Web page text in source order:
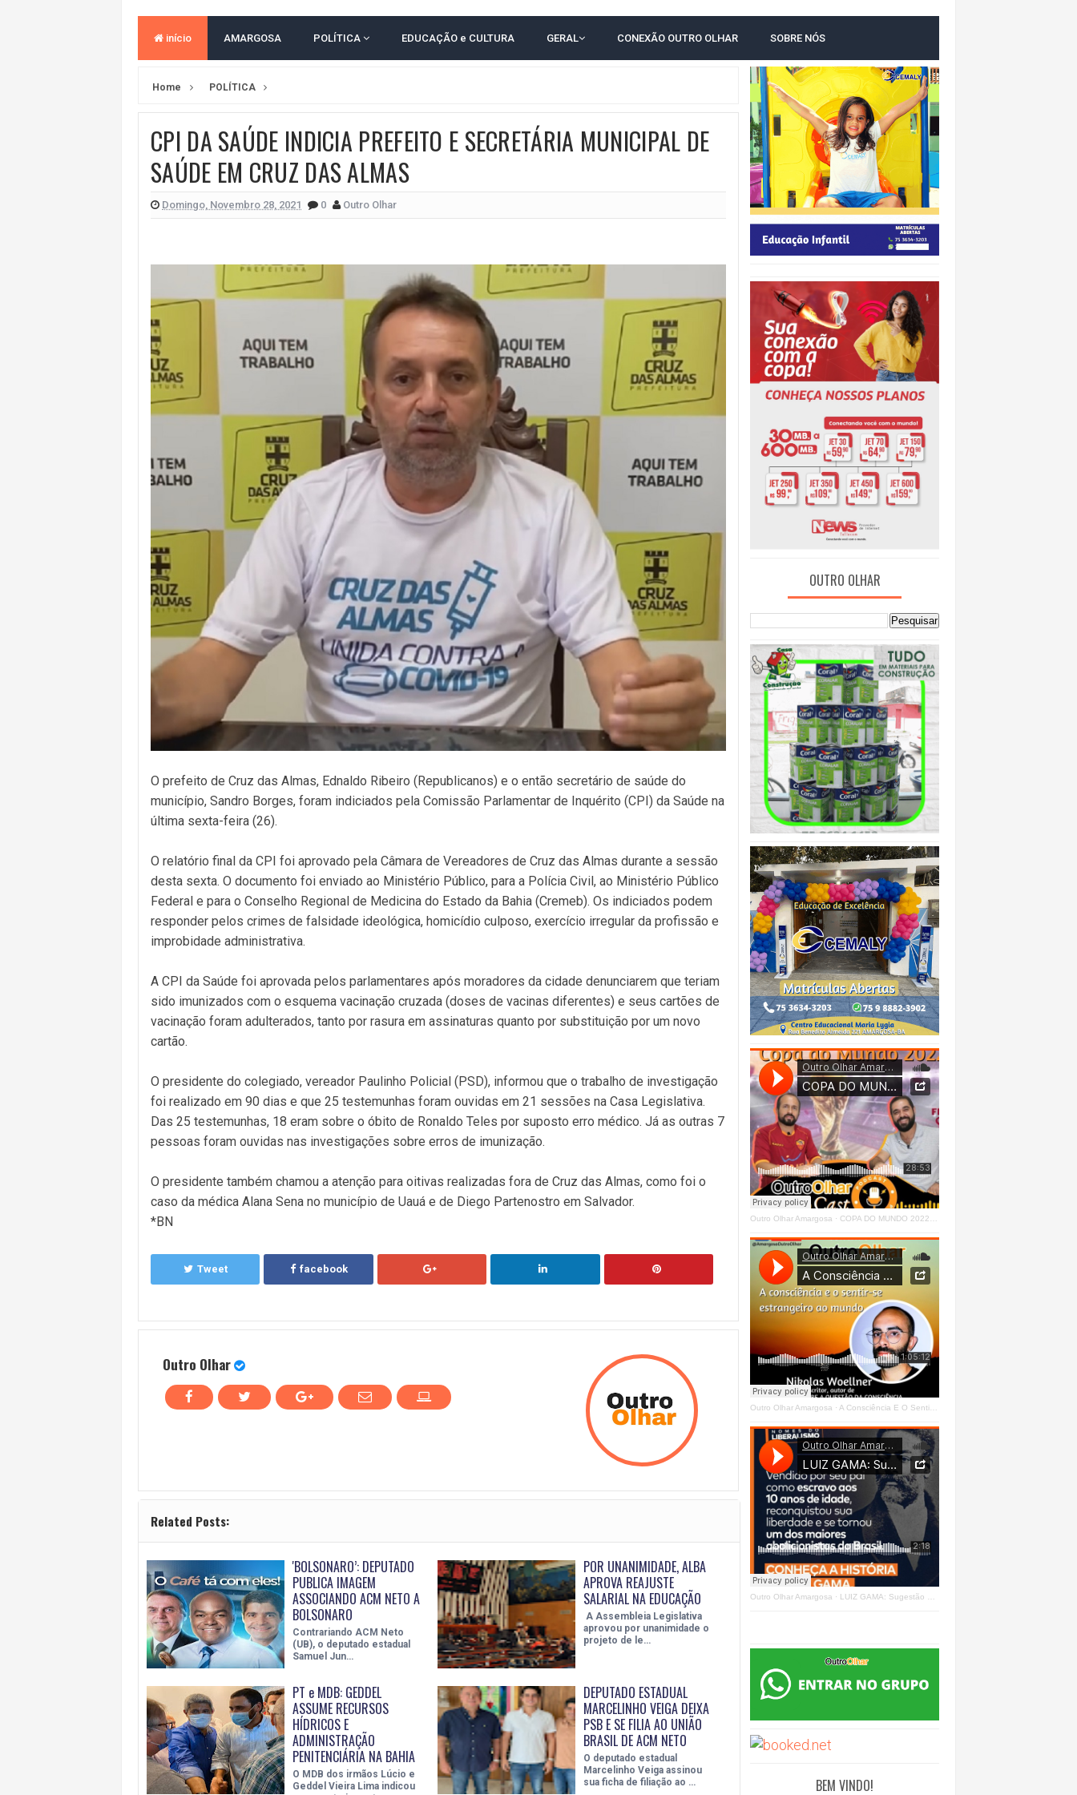
ACM NETO LIDERA EM TODOS OS CENÁRIOS DA NOVA PESQUISA PARANÁ PARA O GOVERNO DA BAHIA
LEVARAM CELULARES: Prefeito e presidente de Câmara são furtados em convenção do PT na Bahia
CONVENÇÃO DO PT MARCA INÍCIO DA CAMPANHA DE JERÔNIMO COM DISCURSO MODERADO DE LULA
início AMARGOSA POLÍTICA EDUCAÇÃO e CULTURA GERAL CONEXÃO OUTRO OLHAR SOBRE NÓS
Home POLÍTICA
CPI DA SAÚDE INDICIA PREFEITO E SECRETÁRIA MUNICIPAL DE
SAÚDE EM CRUZ DAS ALMAS
Domingo, Novembro 28, 2021 0 Outro Olhar
O prefeito de Cruz das Almas, Ednaldo Ribeiro (Republicanos) e o então secretário de saúde do
município, Sandro Borges, foram indiciados pela Comissão Parlamentar de Inquérito (CPI) da Saúde na
última sexta-feira (26).
O relatório final da CPI foi aprovado pela Câmara de Vereadores de Cruz das Almas durante a sessão
desta sexta. O documento foi enviado ao Ministério Público, para a Polícia Civil, ao Ministério Público
Federal e para o Conselho Regional de Medicina do Estado da Bahia (Cremeb). Os indiciados podem
responder pelos crimes de falsidade ideológica, homicídio culposo, exercício irregular da profissão e
improbidade administrativa.
A CPI da Saúde foi aprovada pelos parlamentares após moradores da cidade denunciarem que teriam
sido imunizados com o esquema vacinação cruzada (doses de vacinas diferentes) e seus cartões de
vacinação foram adulterados, tanto por rasura em assinaturas quanto por substituição por um novo
cartão.
O presidente do colegiado, vereador Paulinho Policial (PSD), informou que o trabalho de investigação
foi realizado em 90 dias e que 25 testemunhas foram ouvidas em 21 sessões na Casa Legislativa.
Das 25 testemunhas, 18 eram sobre o óbito de Ronaldo Teles por suposto erro médico. Já as outras 7
pessoas foram ouvidas nas investigações sobre erros de imunização.
O presidente também chamou a atenção para oitivas realizadas fora de Cruz das Almas, como foi o
caso da médica Alana Sena no município de Uauá e de Diego Partenostro em Salvador.
*BN
Tweet facebook
Outro Olhar
Related Posts:
'BOLSONARO’: DEPUTADO
PUBLICA IMAGEM
ASSOCIANDO ACM NETO A
BOLSONARO
Contrariando ACM Neto
(UB), o deputado estadual
Samuel Jun…
POR UNANIMIDADE, ALBA
APROVA REAJUSTE
SALARIAL NA EDUCAÇÃO
A Assembleia Legislativa
aprovou por unanimidade o
projeto de le…
PT e MDB: GEDDEL
ASSUME RECURSOS
HÍDRICOS E
ADMINISTRAÇÃO
PENITENCIÁRIA NA BAHIA
O MDB dos irmãos Lúcio e
Geddel Vieira Lima indicou
DEPUTADO ESTADUAL
MARCELINHO VEIGA DEIXA
PSB E SE FILIA AO UNIÃO
BRASIL DE ACM NETO
O deputado estadual
Marcelinho Veiga assinou
sua ficha de filiação ao …
OUTRO OLHAR
Outro Olhar Amargosa · COPA DO MUNDO 2022 - OUTRO OLHAR CAST #O1 Right
Outro Olhar Amargosa · A Consciência E O Sentir - Se Estrangeiro Ao Mundo
Outro Olhar Amargosa · LUIZ GAMA: Sugestão Outro Olhar
BEM VINDO!